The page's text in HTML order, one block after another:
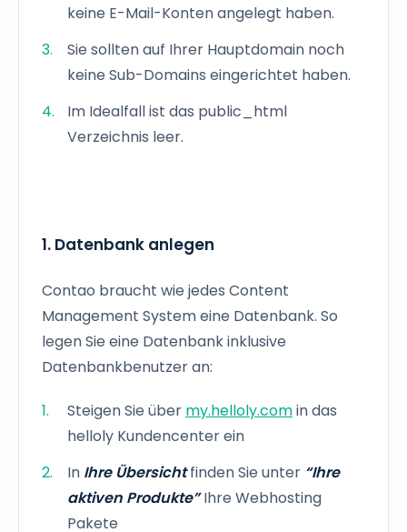
keine E-Mail-Konten angelegt haben.
Sie sollten auf Ihrer Hauptdomain noch
keine Sub-Domains eingerichtet haben.
Im Idealfall ist das public_html
Verzeichnis leer.
1. Datenbank anlegen
Contao braucht wie jedes Content
Management System eine Datenbank. So
legen Sie eine Datenbank inklusive
Datenbankbenutzer an:
Steigen Sie über my.helloly.comin das
helloly Kundencenter ein
In Ihre Übersichtfinden Sie unter “Ihre
aktiven Produkte”Ihre Webhosting
Pakete